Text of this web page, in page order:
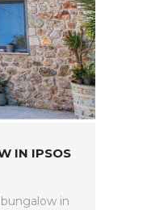
IN IPSOS
in